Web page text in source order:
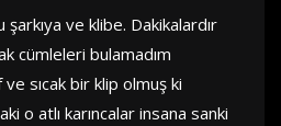
ve klibe. Dakikalardır
cümleleri bulamadım
sıcak bir klip olmuş ki
o atlı karıncalar insana sanki